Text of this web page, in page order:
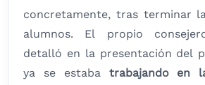
concretamente, tras terminar
alumnos. El propio
detalló en la presentación del
ya se estaba trabajando en